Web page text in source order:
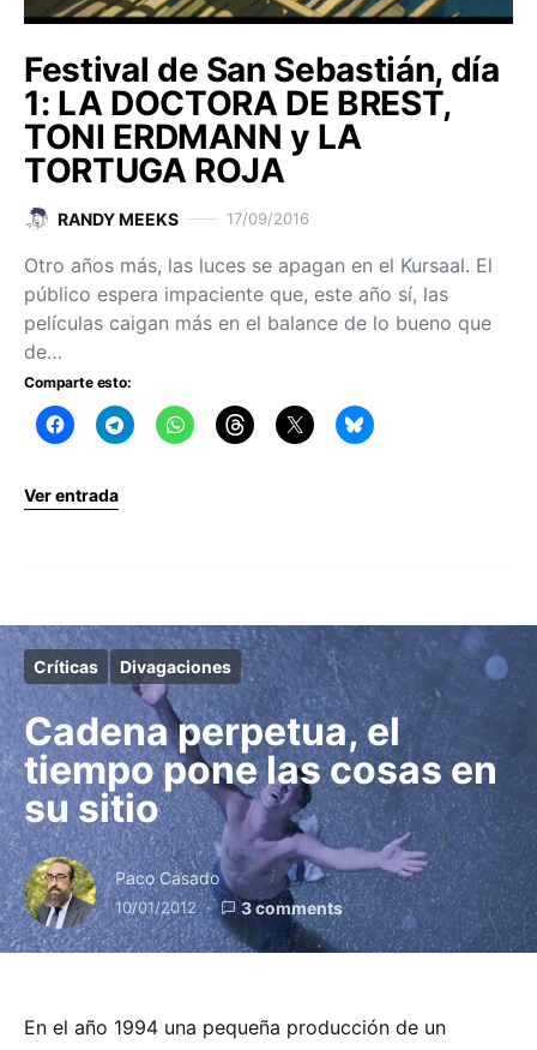
Festival de San Sebastián, día
1: LA DOCTORA DE BREST,
TONI ERDMANN y LA
TORTUGA ROJA
RANDY MEEKS 17/09/2016
Otro años más, las luces se apagan en el Kursaal. El
público espera impaciente que, este año sí, las
películas caigan más en el balance de lo bueno que
de…
Comparte esto:
Ver entrada
Críticas Divagaciones
Cadena perpetua, el
tiempo pone las cosas en
su sitio
Paco Casado
10/01/2012 3 comments
En el año 1994 una pequeña producción de un